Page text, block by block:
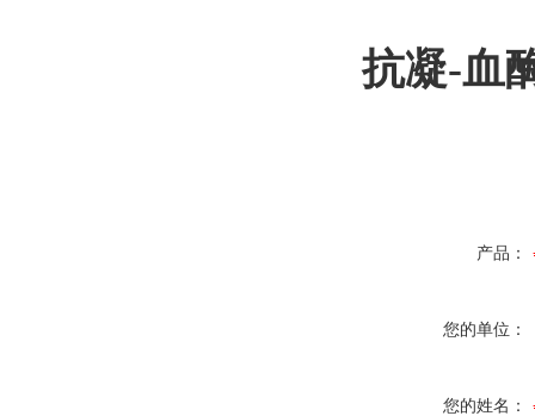
抗凝-血
产品：
您的单位：
您的姓名：